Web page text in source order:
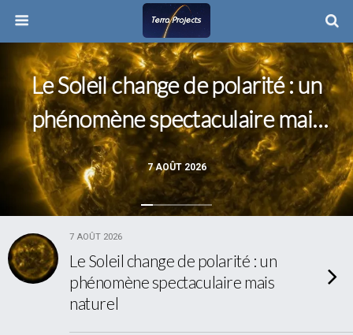
7 AOÛT 2026
Le Soleil change de polarité : un
phénomène spectaculaire mais
naturel
7 AOÛT 2026
Le Soleil change de polarité : un
phénomène spectaculaire mais
naturel